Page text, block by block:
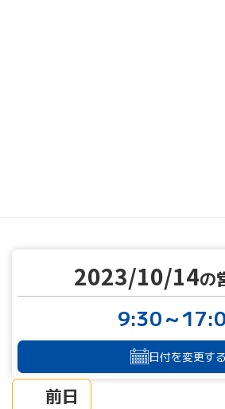
前日
2023/10/14の
9:30～
日付を変更する